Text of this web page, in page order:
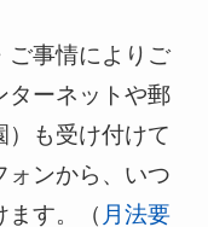
ご事情によりご
ターネットや郵
）も受け付けて
ォンから、いつ
ます。（ 月法要